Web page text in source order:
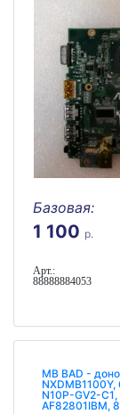
Базовая:
1 100 р.
Арт.:
88888884053
MB BAD -
N10P-GV2-
AF82801IBM,